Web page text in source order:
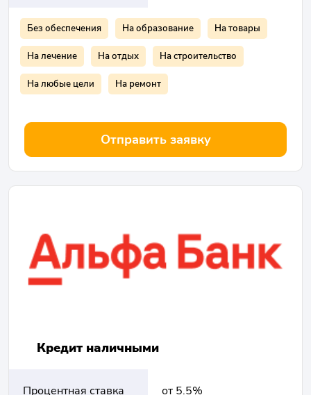
Без обеспечения На образование На товары
На лечение На отдых На строительство
На любые цели На ремонт
Отправить заявку
Кредит наличными
Процентная ставка от 5.5%